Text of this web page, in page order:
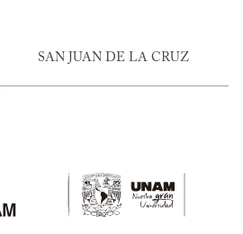
SAN JUAN DE LA CRUZ